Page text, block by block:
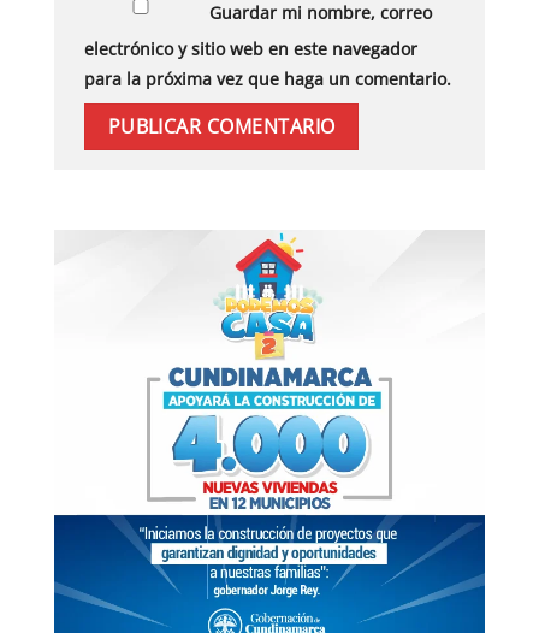
Guardar mi nombre, correo
electrónico y sitio web en este navegador
para la próxima vez que haga un comentario.